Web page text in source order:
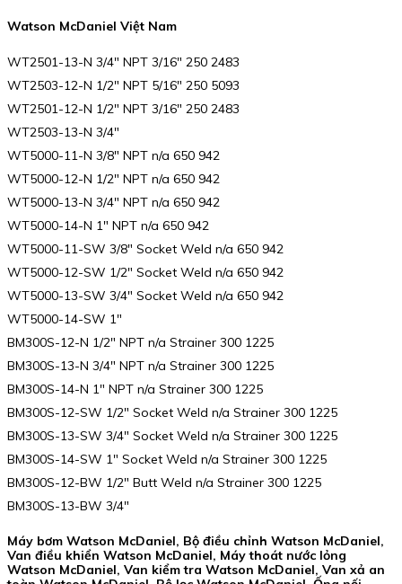
Watson McDaniel Việt Nam
WT2501-13-N 3/4″ NPT 3/16″ 250 2483
WT2503-12-N 1/2″ NPT 5/16″ 250 5093
WT2501-12-N 1/2″ NPT 3/16″ 250 2483
WT2503-13-N 3/4″
WT5000-11-N 3/8″ NPT n/a 650 942
WT5000-12-N 1/2″ NPT n/a 650 942
WT5000-13-N 3/4″ NPT n/a 650 942
WT5000-14-N 1″ NPT n/a 650 942
WT5000-11-SW 3/8″ Socket Weld n/a 650 942
WT5000-12-SW 1/2″ Socket Weld n/a 650 942
WT5000-13-SW 3/4″ Socket Weld n/a 650 942
WT5000-14-SW 1″
BM300S-12-N 1/2″ NPT n/a Strainer 300 1225
BM300S-13-N 3/4″ NPT n/a Strainer 300 1225
BM300S-14-N 1″ NPT n/a Strainer 300 1225
BM300S-12-SW 1/2″ Socket Weld n/a Strainer 300 1225
BM300S-13-SW 3/4″ Socket Weld n/a Strainer 300 1225
BM300S-14-SW 1″ Socket Weld n/a Strainer 300 1225
BM300S-12-BW 1/2″ Butt Weld n/a Strainer 300 1225
BM300S-13-BW 3/4″
Máy bơm Watson McDaniel, Bộ điều chỉnh Watson McDaniel,
Van điều khiển Watson McDaniel, Máy thoát nước lỏng
Watson McDaniel, Van kiểm tra Watson McDaniel, Van xả an